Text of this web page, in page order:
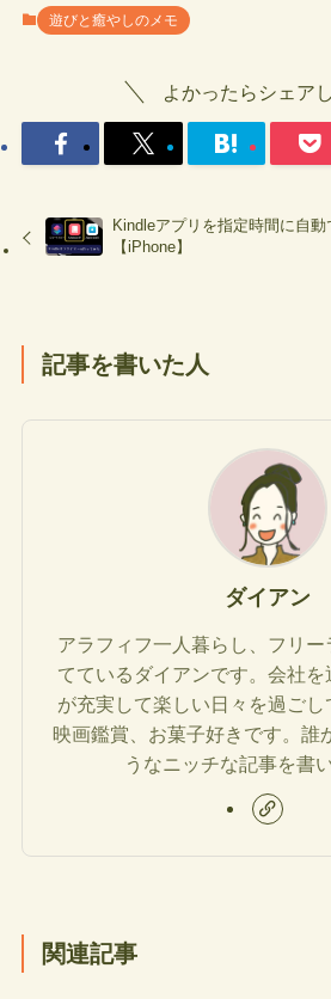
遊びと癒やしのメモ
よかったらシェア
Kindleアプリを指定時間に自
【iPhone】
記事を書いた人
ダイアン
アラフィフ一人暮らし、フリ
てているダイアンです。会社を
が充実して楽しい日々を過ご
映画鑑賞、お菓子好きです。誰
うなニッチな記事を書
関連記事